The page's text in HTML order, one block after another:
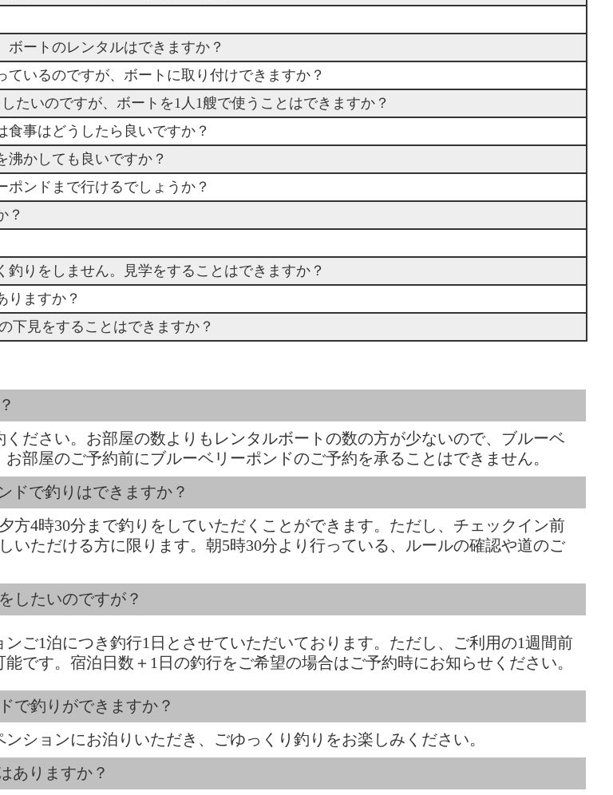
ートのレンタルはできますか？
いるのですが、ボートに取り付けできますか？
いのですが、ボートを1人1艘で使うことはできますか？
事はどうしたら良いですか？
かしても良いですか？
ンドまで行けるでしょうか？
？
りをしません。見学をすることはできますか？
ますか？
見をすることはできますか？
ださい。お部屋の数よりもレンタルボートの数の方が少ないので、ブルーベ
部屋のご予約前にブルーベリーポンドのご予約を承ることはできません。
ドで釣りはできますか？
方4時30分まで釣りをしていただくことができます。ただし、チェックイン前
いただける方に限ります。朝5時30分より行っている、ルールの確認や道のご
したいのですが？
ご1泊につき釣行1日とさせていただいております。ただし、ご利用の1週間前
です。宿泊日数＋1日の釣行をご希望の場合はご予約時にお知らせください。
で釣りができますか？
ションにお泊りいただき、ごゆっくり釣りをお楽しみください。
ありますか？